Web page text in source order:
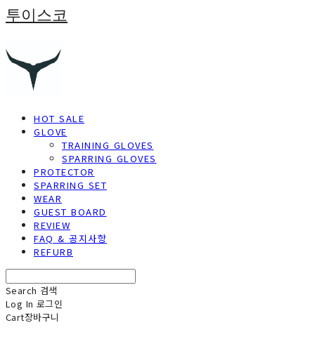
투이스코
HOT SALE
GLOVE
TRAINING GLOVES
SPARRING GLOVES
PROTECTOR
SPARRING SET
WEAR
GUEST BOARD
REVIEW
FAQ & 공지사항
REFURB
Search 검색
Log In 로그인
Cart장바구니